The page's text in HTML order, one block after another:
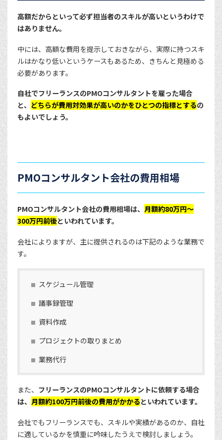
高額だからといって必ず担当者のスキルが高いというわけで
はありません。
中には、高額な費用を提示しておきながら、実際に持つスキ
ルはかなり低いというケースもあるため、きちんと見極める
必要があります。
自社でフリーランスのPMOコンサルタントを雇った場合
と、 どちらが費用対効果が高いのかをひとつの指標とするの
もよいでしょう。
PMOコンサルタント会社の費用相場
PMOコンサルタント会社の費用相場は、 月額約80万円〜
300万円前後といわれています。
会社によりますが、主に提供されるのは下記のような業務で
す。
スケジュール管理
議事録管理
資料作成
プロジェクトの取りまとめ
業務代行
また、 フリーランスのPMOコンサルタントに依頼する場合
は、 月額約100万円前後の費用がかかるといわれています。
会社でもフリーランスでも、スキルや実績があるのか、自社
に適しているかを慎重に吟味したうえで検討しましょう。